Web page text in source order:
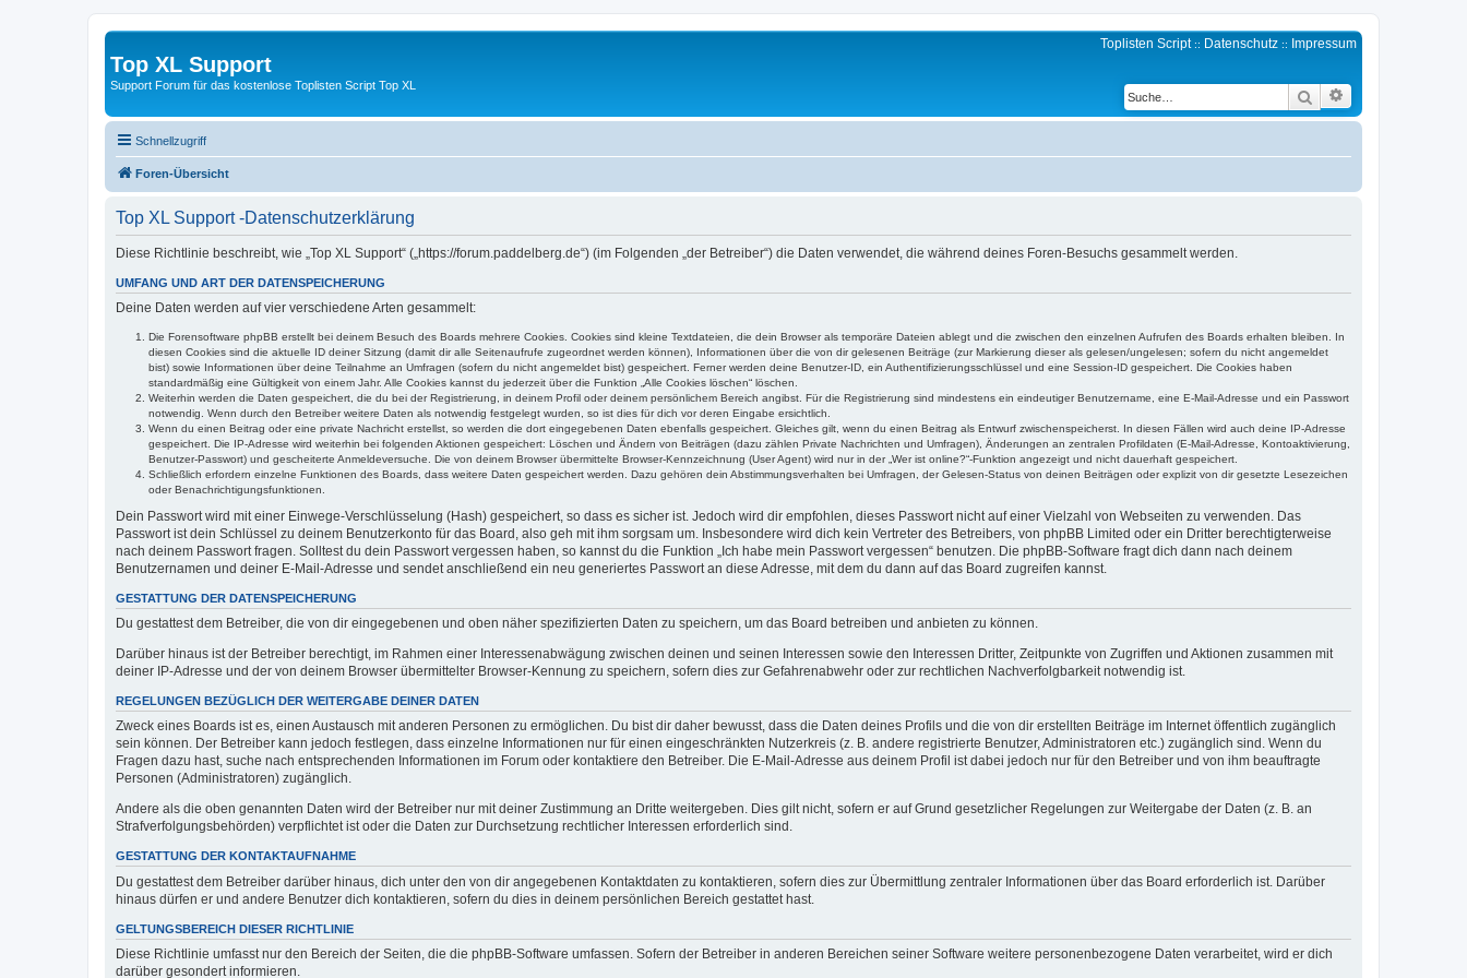
Top XL Support
Support Forum für das kostenlose Toplisten Script Top XL
Toplisten Script:: Datenschutz :: Impressum
Suche
Schnellzugriff
Foren-Übersicht
Top XL Support -Datenschutzerklärung
Diese Richtlinie beschreibt, wie „Top XL Support“ („https://forum.paddelberg.de“) (im Folgenden „der Betreiber“) die Daten verwendet, die während deines Foren-Besuchs gesammelt werden.
UMFANG UND ART DER DATENSPEICHERUNG
Deine Daten werden auf vier verschiedene Arten gesammelt:
Die Forensoftware phpBB erstellt bei deinem Besuch des Boards mehrere Cookies. Cookies sind kleine Textdateien, die dein Browser als temporäre Dateien ablegt und die zwischen den einzelnen Aufrufen des Boards erhalten bleiben. In
diesen Cookies sind die aktuelle ID deiner Sitzung (damit dir alle Seitenaufrufe zugeordnet werden können), Informationen über die von dir gelesenen Beiträge (zur Markierung dieser als gelesen/ungelesen; sofern du nicht angemeldet
bist) sowie Informationen über deine Teilnahme an Umfragen (sofern du nicht angemeldet bist) gespeichert. Ferner werden deine Benutzer-ID, ein Authentifizierungsschlüssel und eine Session-ID gespeichert. Die Cookies haben
standardmäßig eine Gültigkeit von einem Jahr. Alle Cookies kannst du jederzeit über die Funktion „Alle Cookies löschen“ löschen.
Weiterhin werden die Daten gespeichert, die du bei der Registrierung, in deinem Profil oder deinem persönlichem Bereich angibst. Für die Registrierung sind mindestens ein eindeutiger Benutzername, eine E-Mail-Adresse und ein Passwort
notwendig. Wenn durch den Betreiber weitere Daten als notwendig festgelegt wurden, so ist dies für dich vor deren Eingabe ersichtlich.
Wenn du einen Beitrag oder eine private Nachricht erstellst, so werden die dort eingegebenen Daten ebenfalls gespeichert. Gleiches gilt, wenn du einen Beitrag als Entwurf zwischenspeicherst. In diesen Fällen wird auch deine IP-Adresse
gespeichert. Die IP-Adresse wird weiterhin bei folgenden Aktionen gespeichert: Löschen und Ändern von Beiträgen (dazu zählen Private Nachrichten und Umfragen), Änderungen an zentralen Profildaten (E-Mail-Adresse, Kontoaktivierung,
Benutzer-Passwort) und gescheiterte Anmeldeversuche. Die von deinem Browser übermittelte Browser-Kennzeichnung (User Agent) wird nur in der „Wer ist online?“-Funktion angezeigt und nicht dauerhaft gespeichert.
Schließlich erfordern einzelne Funktionen des Boards, dass weitere Daten gespeichert werden. Dazu gehören dein Abstimmungsverhalten bei Umfragen, der Gelesen-Status von deinen Beiträgen oder explizit von dir gesetzte Lesezeichen
oder Benachrichtigungsfunktionen.
Dein Passwort wird mit einer Einwege-Verschlüsselung (Hash) gespeichert, so dass es sicher ist. Jedoch wird dir empfohlen, dieses Passwort nicht auf einer Vielzahl von Webseiten zu verwenden. Das
Passwort ist dein Schlüssel zu deinem Benutzerkonto für das Board, also geh mit ihm sorgsam um. Insbesondere wird dich kein Vertreter des Betreibers, von phpBB Limited oder ein Dritter berechtigterweise
nach deinem Passwort fragen. Solltest du dein Passwort vergessen haben, so kannst du die Funktion „Ich habe mein Passwort vergessen“ benutzen. Die phpBB-Software fragt dich dann nach deinem
Benutzernamen und deiner E-Mail-Adresse und sendet anschließend ein neu generiertes Passwort an diese Adresse, mit dem du dann auf das Board zugreifen kannst.
GESTATTUNG DER DATENSPEICHERUNG
Du gestattest dem Betreiber, die von dir eingegebenen und oben näher spezifizierten Daten zu speichern, um das Board betreiben und anbieten zu können.
Darüber hinaus ist der Betreiber berechtigt, im Rahmen einer Interessenabwägung zwischen deinen und seinen Interessen sowie den Interessen Dritter, Zeitpunkte von Zugriffen und Aktionen zusammen mit
deiner IP-Adresse und der von deinem Browser übermittelter Browser-Kennung zu speichern, sofern dies zur Gefahrenabwehr oder zur rechtlichen Nachverfolgbarkeit notwendig ist.
REGELUNGEN BEZÜGLICH DER WEITERGABE DEINER DATEN
Zweck eines Boards ist es, einen Austausch mit anderen Personen zu ermöglichen. Du bist dir daher bewusst, dass die Daten deines Profils und die von dir erstellten Beiträge im Internet öffentlich zugänglich
sein können. Der Betreiber kann jedoch festlegen, dass einzelne Informationen nur für einen eingeschränkten Nutzerkreis (z. B. andere registrierte Benutzer, Administratoren etc.) zugänglich sind. Wenn du
Fragen dazu hast, suche nach entsprechenden Informationen im Forum oder kontaktiere den Betreiber. Die E-Mail-Adresse aus deinem Profil ist dabei jedoch nur für den Betreiber und von ihm beauftragte
Personen (Administratoren) zugänglich.
Andere als die oben genannten Daten wird der Betreiber nur mit deiner Zustimmung an Dritte weitergeben. Dies gilt nicht, sofern er auf Grund gesetzlicher Regelungen zur Weitergabe der Daten (z. B. an
Strafverfolgungsbehörden) verpflichtet ist oder die Daten zur Durchsetzung rechtlicher Interessen erforderlich sind.
GESTATTUNG DER KONTAKTAUFNAHME
Du gestattest dem Betreiber darüber hinaus, dich unter den von dir angegebenen Kontaktdaten zu kontaktieren, sofern dies zur Übermittlung zentraler Informationen über das Board erforderlich ist. Darüber
hinaus dürfen er und andere Benutzer dich kontaktieren, sofern du dies in deinem persönlichen Bereich gestattet hast.
GELTUNGSBEREICH DIESER RICHTLINIE
Diese Richtlinie umfasst nur den Bereich der Seiten, die die phpBB-Software umfassen. Sofern der Betreiber in anderen Bereichen seiner Software weitere personenbezogene Daten verarbeitet, wird er dich
darüber gesondert informieren.